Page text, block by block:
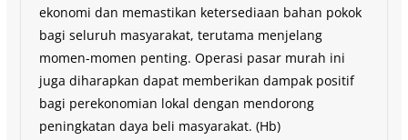
ekonomi dan memastikan ketersediaan bahan pokok
bagi seluruh masyarakat, terutama menjelang
momen-momen penting. Operasi pasar murah ini
juga diharapkan dapat memberikan dampak positif
bagi perekonomian lokal dengan mendorong
peningkatan daya beli masyarakat. (Hb)